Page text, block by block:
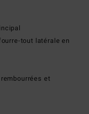
tout latérale en
et